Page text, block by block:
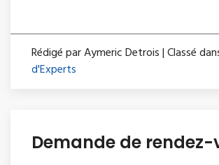
Rédigé par Aymeric Detrois | Classé
d'Experts
Demande de rendez-